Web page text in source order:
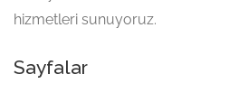
hizmetleri sunuyoruz.
Sayfalar